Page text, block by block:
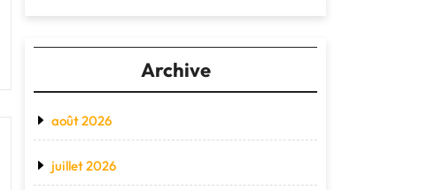
Archive
août 2026
juillet 2026